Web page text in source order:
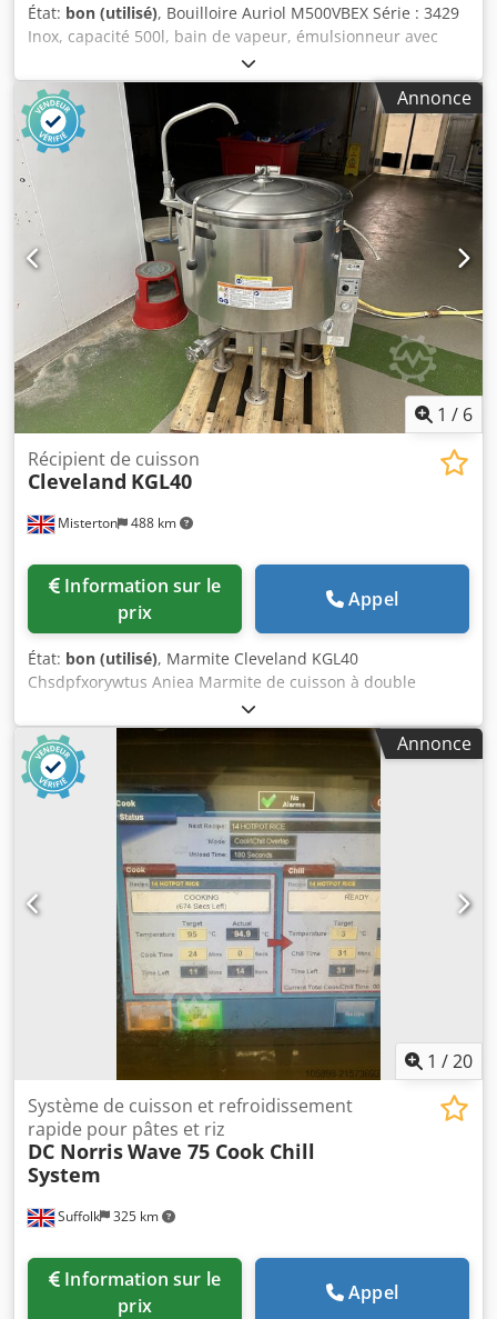
État: bon (utilisé), Bouilloire Auriol M500VBEX Série : 3429
Inox, capacité 500l, bain de vapeur, émulsionneur avec
moteur en bas, diamètre de l'émulsionneur 120mm,
vitesse variable, basculement automatique pour
décharger, sur cellules de charge, 3Ph Chedpfx Ajnbd S
Tsnioa
Annonce
1 / 6
Misterton 488 km
Récipient de cuisson
Cleveland KGL40
prix
Appel
État: bon (utilisé), Marmite Cleveland KGL40
Chsdpfxorywtus Aniea Marmite de cuisson à double
enveloppe en acier inoxydable, 40 gallons, contrôles de
température réglables, à double enveloppe de vapeur, 1Ph
Annonce
1 /20
Suffolk 325 km
Système de cuisson et refroidissement
rapide pour pâtes et riz
DC NorrisWave 75 Cook Chill
System
prix
Appel